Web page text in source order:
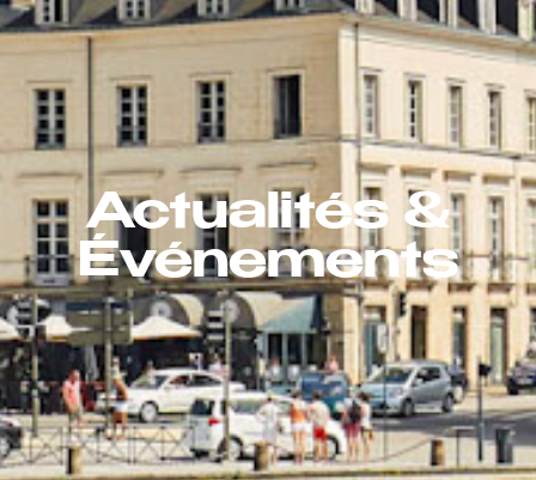
Actualités &
Événements